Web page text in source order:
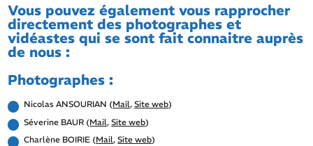
Vous pouvez également vous rapprocher
directement des photographes et
vidéastes qui se sont fait connaitre auprès
de nous :
Photographes :
Nicolas ANSOURIAN (Mail,Site web)
Séverine BAUR (Mail,Site web)
Charlène BOIRIE (Mail,Site web)